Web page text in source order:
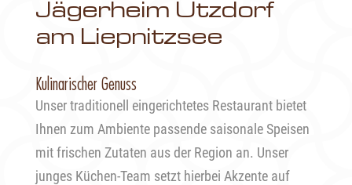
Jägerheim Ützdorf
am Liepnitzsee
Kulinarischer Genuss
Unser traditionell eingerichtetes Restaurant bietet
Ihnen zum Ambiente passende saisonale Speisen
mit frischen Zutaten aus der Region an. Unser
junges Küchen-Team setzt hierbei Akzente auf